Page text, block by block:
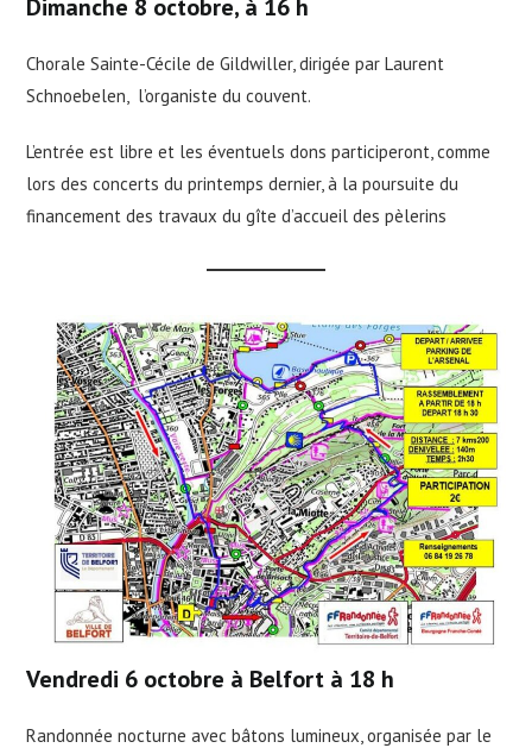
Dimanche 8 octobre, à 16 h
Chorale Sainte-Cécile de Gildwiller, dirigée par Laurent
Schnoebelen, l’organiste du couvent.
L’entrée est libre et les éventuels dons participeront, comme
lors des concerts du printemps dernier, à la poursuite du
financement des travaux du gîte d’accueil des pèlerins
Vendredi 6 octobre à Belfort à 18 h
Randonnée nocturne avec bâtons lumineux, organisée par le